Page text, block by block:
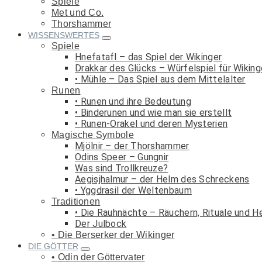
Met und Co.
Thorshammer
WISSENSWERTES
Spiele
Hnefatafl – das Spiel der Wikinger
Drakkar des Glücks – Würfelspiel für
Mühle – Das Spiel aus dem Mittelalter
Runen
Runen und ihre Bedeutung
Binderunen und wie man sie erstellt
Runen-Orakel und deren Mysterien
Magische Symbole
Mjölnir – der Thorshammer
Odins Speer – Gungnir
Was sind Trollkreuze?
Aegisjhalmur – der Helm des Schreckens
Yggdrasil der Weltenbaum
Traditionen
Die Rauhnächte – Räuchern, Rituale und
Der Julbock
Die Berserker der Wikinger
DIE GÖTTER
Odin der Göttervater